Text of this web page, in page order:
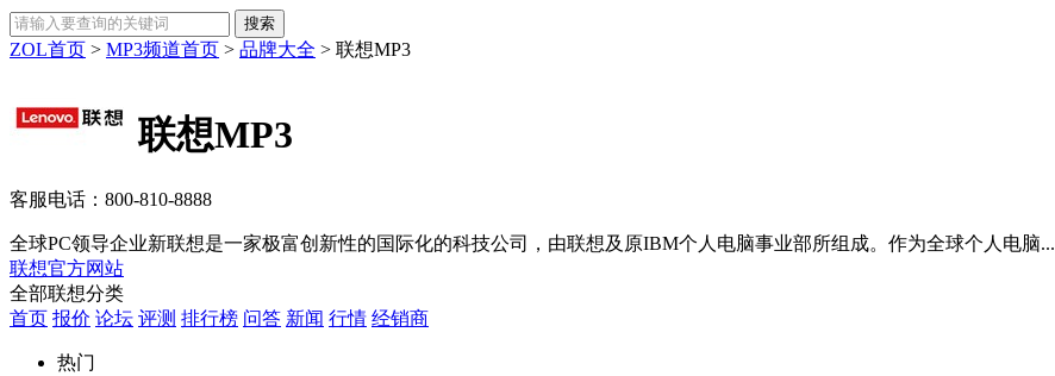
ZOL首页 > MP3频道首页 > 品牌大全 > 联想MP3
联想MP3
客服电话： 800-810-8888
全球PC领导企业新联想是一家极富创新性的国际化的科技公司，由联想及原IBM个人电脑事业部所组成。作为全球个人电脑...
联想官方网站
全部联想分类
首页 报价 论坛 评测 排行榜 问答 新闻 行情 经销商
热门